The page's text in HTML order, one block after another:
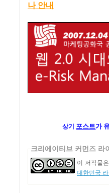
나 안내
상기 포스트가
크리에이티브 커먼즈 라
이 저작물은
대한민국